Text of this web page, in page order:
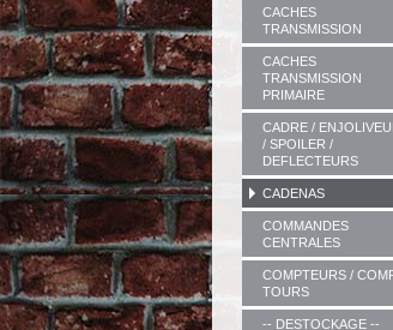
CACHES
TRANSMISSION
CACHES
TRANSMISSION
PRIMAIRE
CADRE /
/ SPOILER /
DEFLECTEURS
CADENAS
COMMANDES
CENTRALES
COMPTEURS /
TOURS
-- DESTOCKAGE --